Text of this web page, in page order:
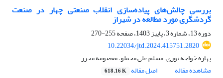
بررسی چالش‌های پیاده‌سازی انقلاب صنعتی چهار در صنعت
گردشگری مورد مطالعه در شیراز
دوره 13، شماره 3، پاییز 1403، صفحه
255-270
10.22034/jtd.2024.415751.2820
بهاره خواجه نوری، مسلم علی محملو، معصومه محرر
مشاهده مقاله
اصل مقاله 618.16 K